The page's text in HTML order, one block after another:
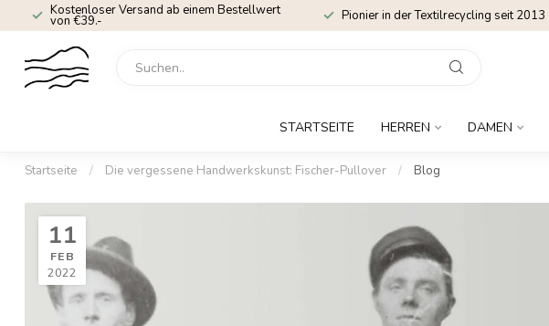
Kostenloser Versand ab einem Bestellwert
von €39.- Pionier in der Textilrecycling seit 2013
STARTSEITE HERREN DAMEN
Startseite / Die vergessene Handwerkskunst: Fischer-Pullover / Blog
11
FEB
2022